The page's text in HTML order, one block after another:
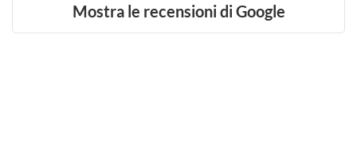
Mostra le recensioni di Google